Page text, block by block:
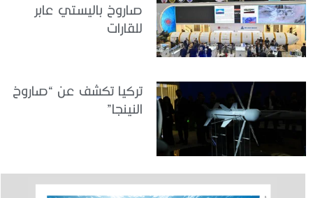
صاروخ باليستي عابر
للقارات
تركيا تكشف عن “صاروخ
النينجا”